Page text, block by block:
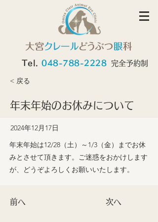
Tel. 048-788-2228 完全予約制
< 戻る
年末年始のお休みについて
2024年12月17日
年末年始は12/28（土）～1/3（金）までお休
みとさせて頂きます。ご迷惑をおかけします
が、どうぞよろしくお願いいたします。
前へ 次へ